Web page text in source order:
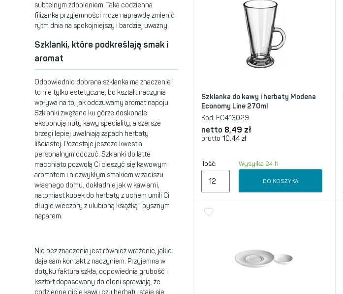
subtelnym zdobieniem. Taka codzienna
filiżanka przyjemności może naprawdę zmienić
rytm dnia na spokojniejszy i bardziej uważny.
Szklanki, które podkreślają smak i
aromat
Odpowiednio dobrana szklanka ma znaczenie i
to nie tylko estetyczne, bo kształt naczynia
wpływa na to, jak odczuwamy aromat napoju.
Szklanki zwężane ku górze doskonale
eksponują nuty kawy speciality, a szersze
brzegi lepiej uwalniają zapach herbaty
liściastej. Pozostaje jeszcze kwestia
personalnym odczuć. Szklanki do latte
macchiato pozwolą Ci cieszyć się kawowym
aromatem i niezwykłym smakiem w zaciszu
własnego domu, dokładnie jak w kawiarni,
natomiast kubek do herbaty z uchem umili Ci
długie wieczory z ulubioną książką i pysznym
naparem.
Nie bez znaczenia jest również wrażenie, jakie
daje sam kontakt z naczyniem. Przyjemna w
dotyku faktura szkła, odpowiednia grubość i
kształt dopasowany do dłoni sprawiają, że
codzienne picie kawy czy herbaty staje się
Szklanka do kawy i herbaty Modena
Economy Line 270ml
Kod: EC413029
netto 8,49 zł
brutto 10,44zł
Ilość: Wysyłka 24 h
DO KOSZYKA